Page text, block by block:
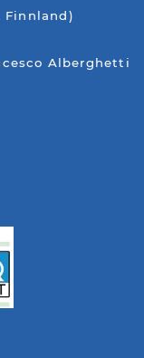
Finnland)
Alberghetti